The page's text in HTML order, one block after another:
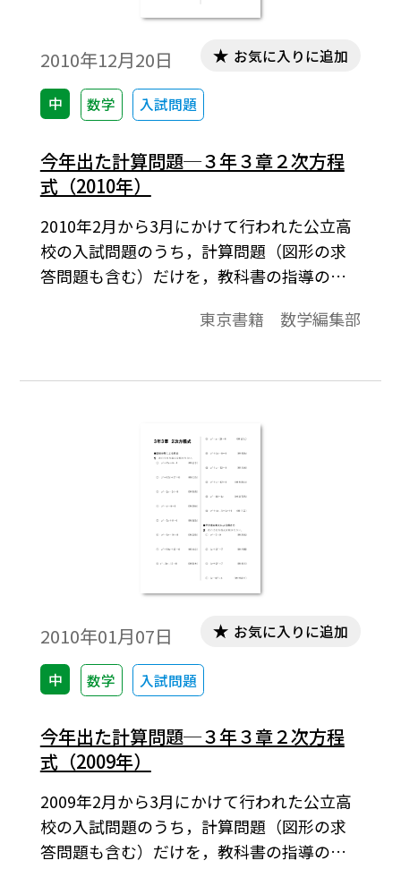
2010年12月20日
中 数学 入試問題
お気に入りに追加
今年出た計算問題─３年３章２次方程
式（2010年）
2010年2月から3月にかけて行われた公立高
校の入試問題のうち，計算問題（図形の求
答問題も含む）だけを，教科書の指導の順
べての問題を掲載するようにしています
る問題については割愛しております。また，
一内容の問は1つの問題にまとめたりしてお
東京書籍 数学編集部
2010年01月07日
中 数学 入試問題
お気に入りに追加
今年出た計算問題─３年３章２次方程
式（2009年）
2009年2月から3月にかけて行われた公立高
校の入試問題のうち，計算問題（図形の求
答問題も含む）だけを，教科書の指導の順